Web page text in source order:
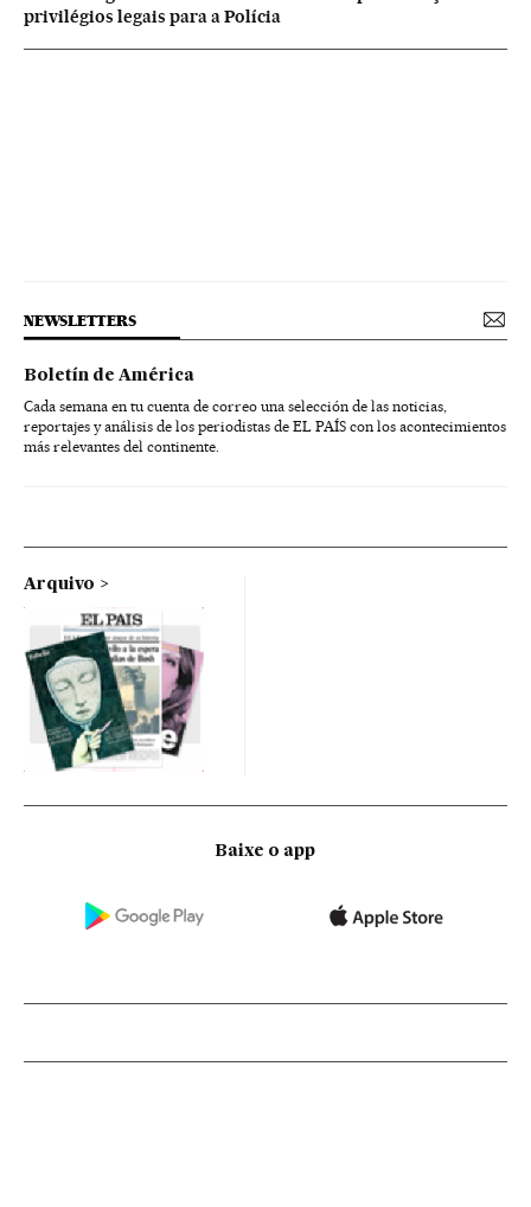
privilégios legais para a Polícia
NEWSLETTERS
Boletín de América
Cada semana en tu cuenta de correo una selección de las noticias,
reportajes y análisis de los periodistas de EL PAÍS con los acontecimientos
más relevantes del continente.
Arquivo
Baixe o app